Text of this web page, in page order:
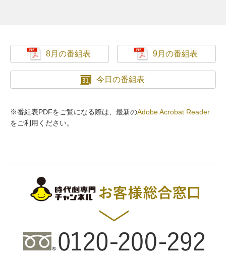
8月の番組表 9月の番組表
今日の番組表
※番組表PDFをご覧になる際は、最新のAdobe Acrobat Reader
をご利用ください。